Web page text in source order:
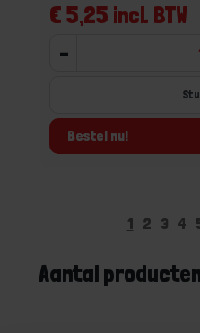
€ 5,25 incl. BTW
-
Bestel nu!
1 2 3 4
Aantal